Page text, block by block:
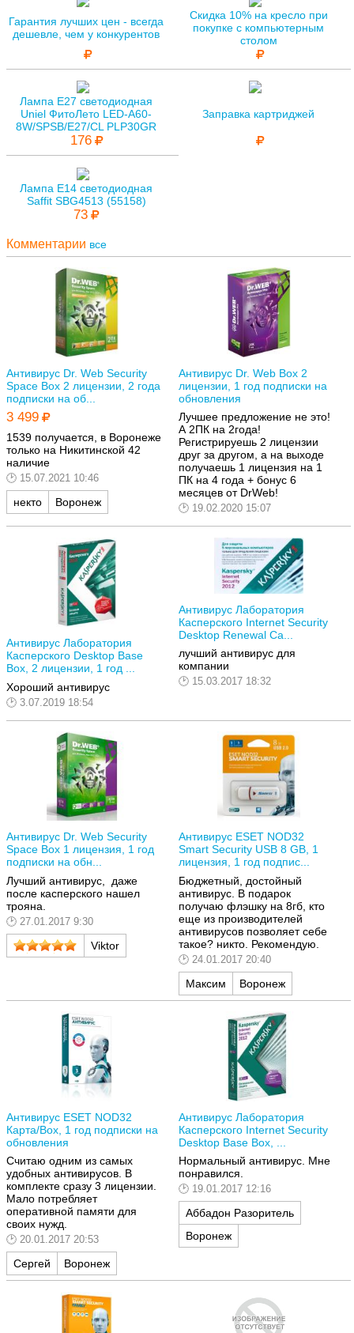
Гарантия лучших цен - всегда
дешевле, чем у конкурентов
Скидка 10% на кресло при
покупке с компьютерным
столом
Лампа E27 светодиодная
Uniel ФитоЛето LED-A60-
8W/SPSB/E27/CL PLP30GR
176
Заправка картриджей
Лампа E14 светодиодная
Saffit SBG4513 (55158)
73
Комментарии все
Антивирус Dr. Web Security
Space Box 2 лицензии, 2 года
подписки на об...
3 499
1539 получается, в Воронеже
только на Никитинской 42
наличие
15.07.2021 10:46
некто Воронеж
Антивирус Dr. Web Box 2
лицензии, 1 год подписки на
обновления
Лучшее предложение не это!
А 2ПК на 2года!
Регистрируешь 2 лицензии
друг за другом, а на выходе
получаешь 1 лицензия на 1
ПК на 4 года + бонус 6
месяцев от DrWeb!
19.02.2020 15:07
Антивирус Лаборатория
Касперского Desktop Base
Box, 2 лицензии, 1 год ...
Хороший антивирус
3.07.2019 18:54
Антивирус Лаборатория
Касперского Internet Security
Desktop Renewal Ca...
лучший антивирус для
компании
15.03.2017 18:32
Антивирус Dr. Web Security
Space Box 1 лицензия, 1 год
подписки на обн...
Лучший антивирус, даже
после касперского нашел
трояна.
27.01.2017 9:30
Viktor
Антивирус ESET NOD32
Smart Security USB 8 GB, 1
лицензия, 1 год подпис...
Бюджетный, достойный
антивирус. В подарок
получаю флэшку на 8гб, кто
еще из производителей
антивирусов позволяет себе
такое? никто. Рекомендую.
24.01.2017 20:40
Максим Воронеж
Антивирус ESET NOD32
Карта/Box, 1 год подписки на
обновления
Считаю одним из самых
удобных антивирусов. В
комплекте сразу 3 лицензии.
Мало потребляет
оперативной памяти для
своих нужд.
20.01.2017 20:53
Сергей Воронеж
Антивирус Лаборатория
Касперского Internet Security
Desktop Base Box, ...
Нормальный антивирус. Мне
понравился.
19.01.2017 12:16
Аббадон Разоритель
Воронеж